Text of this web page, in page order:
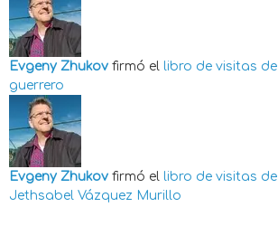
Evgeny Zhukov firmó el libro de visitas de
guerrero
Evgeny Zhukov firmó el libro de visitas de
Jethsabel Vázquez Murillo